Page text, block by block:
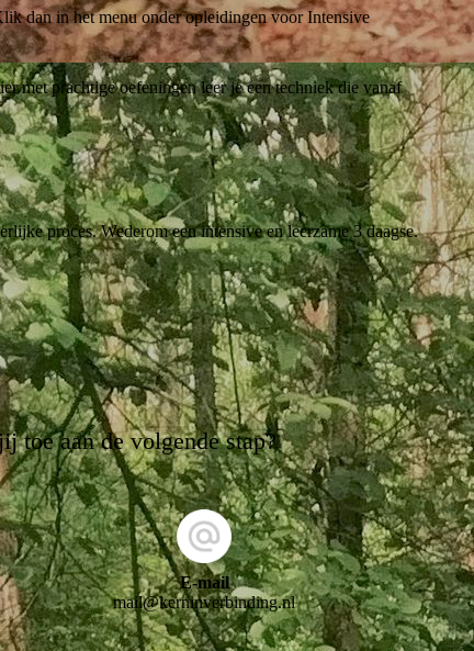
dan in het menu onder opleidingen voor Intensive
met prachtige oefeningen leer je een techniek die vanaf
proces. Wederom een intensive en leerzame 3 daagse.
aan de volgende stap?
E-mail
mail@kerninverbinding.nl